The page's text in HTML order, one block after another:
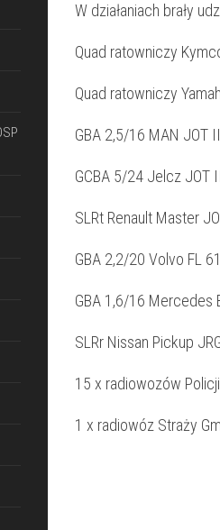
W działaniach brały
Quad ratowniczy
Quad ratowniczy
GBA 2,5/16 MAN JOT
GCBA 5/24 Jelcz JOT
SLRt Renault Master
GBA 2,2/20 Volvo FL
GBA 1,6/16 Mercedes
SLRr Nissan Pickup
15 x radiowozów Policji
1 x radiowóz Straży